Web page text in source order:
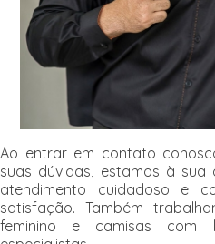
Ao entrar em contato
suas dúvidas, estamos à sua
atendimento cuidadoso e
satisfação. Também
feminino e camisas com